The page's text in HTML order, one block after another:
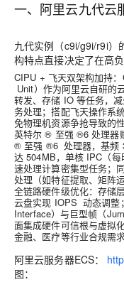
一、阿里云九代云
九代实例（c9i/g9i/r9i）
构特点直接决定了在高
CIPU + 飞天双架构加持
Unit）作为阿里云自研的
转发、存储 IO 等任务，
务处理；搭配飞天操作系
免物理机资源争抢导致的
英特尔 ® 至强 ®6 处理器
® 至强 ®6 处理器，基频
达 504MB，单核 IPC（
速处理计算密集型任务；
处理（如特征提取、矩阵
全链路硬件级优化：存储
云盘实现 IOPS 动态调整
Interface）与巨型帧（
面集成硬件可信根与虚拟
金融、医疗等行业合规需求
阿里云服务器ECS：
图：